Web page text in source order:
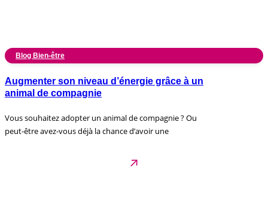
Blog Bien-être
Augmenter son niveau d’énergie grâce à un
animal de compagnie
Vous souhaitez adopter un animal de compagnie ? Ou
peut-être avez-vous déjà la chance d’avoir une